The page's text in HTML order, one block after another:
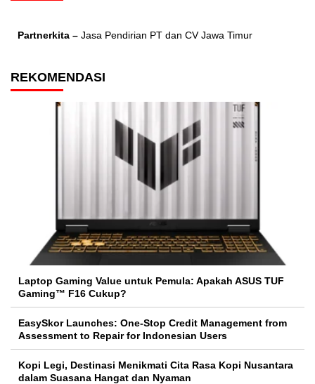
Partnerkita – Jasa Pendirian PT dan CV Jawa Timur
REKOMENDASI
Laptop Gaming Value untuk Pemula: Apakah ASUS TUF
Gaming™ F16 Cukup?
EasySkor Launches: One-Stop Credit Management from
Assessment to Repair for Indonesian Users
Kopi Legi, Destinasi Menikmati Cita Rasa Kopi Nusantara
dalam Suasana Hangat dan Nyaman